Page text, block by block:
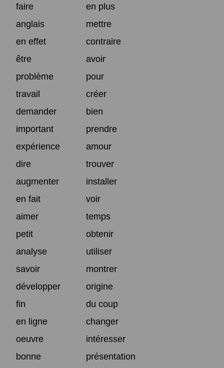
faire
en plus
anglais
mettre
en effet
contraire
être
avoir
problème
pour
travail
créer
demander
bien
important
prendre
expérience
amour
dire
trouver
augmenter
installer
en fait
voir
aimer
temps
petit
obtenir
analyse
utiliser
savoir
montrer
développer
origine
fin
du coup
en ligne
changer
oeuvre
intéresser
bonne
présentation